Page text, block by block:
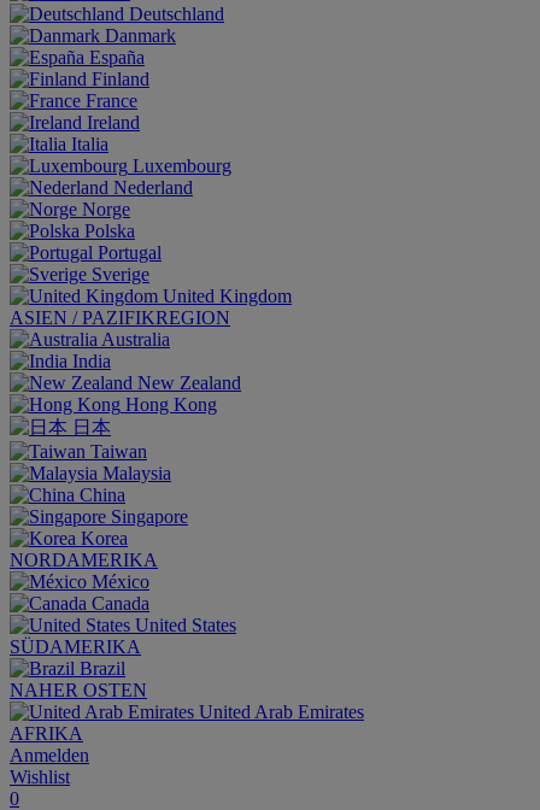
Deutschland
Danmark
España
Finland
France
Ireland
Italia
Luxembourg
Nederland
Norge
Polska
Portugal
Sverige
United Kingdom
ASIEN / PAZIFIKREGION
Australia
India
New Zealand
Hong Kong
日本
Taiwan
Malaysia
China
Singapore
Korea
NORDAMERIKA
México
Canada
United States
SÜDAMERIKA
Brazil
NAHER OSTEN
United Arab Emirates
AFRIKA
Anmelden
Wishlist
0